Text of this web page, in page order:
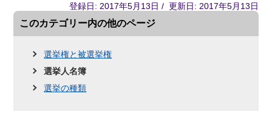
登録日: 2017年5月13日 / 更新日: 2017年5月13日
このカテゴリー内の他のページ
選挙権と被選挙権
選挙人名簿
選挙の種類